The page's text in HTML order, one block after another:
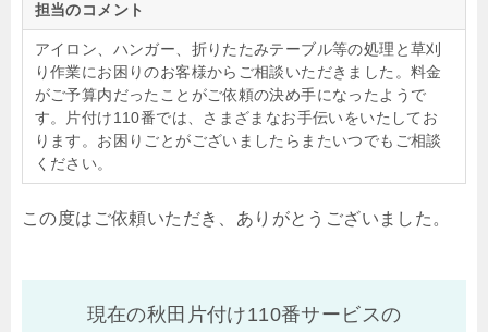
担当のコメント
アイロン、ハンガー、折りたたみテーブル等の処理と草刈
り作業にお困りのお客様からご相談いただきました。料金
がご予算内だったことがご依頼の決め手になったようで
す。片付け110番では、さまざまなお手伝いをいたしてお
ります。お困りごとがございましたらまたいつでもご相談
ください。
この度はご依頼いただき、ありがとうございました。
現在の秋田片付け110番サービスの